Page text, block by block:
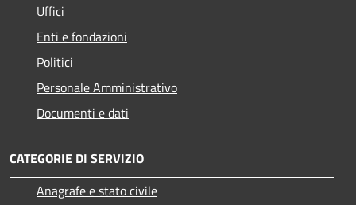
Uffici
Enti e fondazioni
Politici
Personale Amministrativo
Documenti e dati
CATEGORIE DI SERVIZIO
Anagrafe e stato civile